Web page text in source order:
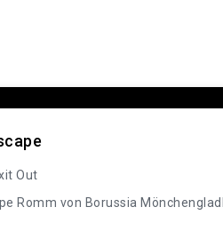
Out
Romm von Borussia